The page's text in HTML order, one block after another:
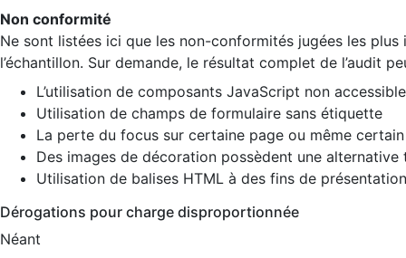
Non conformité
Ne sont listées ici que les non-conformités jugées les
l’échantillon. Sur demande, le résultat complet de l’audit
L’utilisation de composants JavaScript non
Utilisation de champs de formulaire sans étiquette
La perte du focus sur certaine page ou même
Des images de décoration possèdent une alternative
Utilisation de balises HTML à des fins de
Dérogations pour charge disproportionnée
Néant